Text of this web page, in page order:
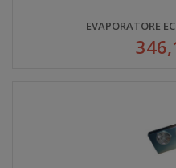
EVAPORATORE